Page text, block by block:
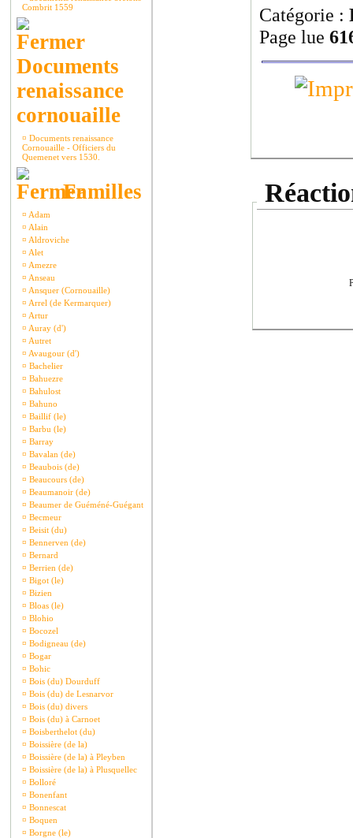
Combrit 1559
Documents
renaissance
cornouaille
¤ Documents renaissance
Cornouaille - Officiers du
Quemenet vers 1530.
Familles
¤ Adam
¤ Alain
¤ Aldroviche
¤ Alet
¤ Amezre
¤ Anseau
¤ Ansquer (Cornouaille)
¤ Arrel (de Kermarquer)
¤ Artur
¤ Auray (d')
¤ Autret
¤ Avaugour (d')
¤ Bachelier
¤ Bahuezre
¤ Bahulost
¤ Bahuno
¤ Baillif (le)
¤ Barbu (le)
¤ Barray
¤ Bavalan (de)
¤ Beaubois (de)
¤ Beaucours (de)
¤ Beaumanoir (de)
¤ Beaumer de Guéméné-Guégant
¤ Becmeur
¤ Beisit (du)
¤ Bennerven (de)
¤ Bernard
¤ Berrien (de)
¤ Bigot (le)
¤ Bizien
¤ Bloas (le)
¤ Blohio
¤ Bocozel
¤ Bodigneau (de)
¤ Bogar
¤ Bohic
¤ Bois (du) Dourduff
¤ Bois (du) de Lesnarvor
¤ Bois (du) divers
¤ Bois (du) à Carnoet
¤ Boisberthelot (du)
¤ Boissière (de la)
¤ Boissière (de la) à Pleyben
¤ Boissière (de la) à Plusquellec
¤ Bolloré
¤ Bonenfant
¤ Bonnescat
¤ Boquen
¤ Borgne (le)
Catégorie :
Page lue